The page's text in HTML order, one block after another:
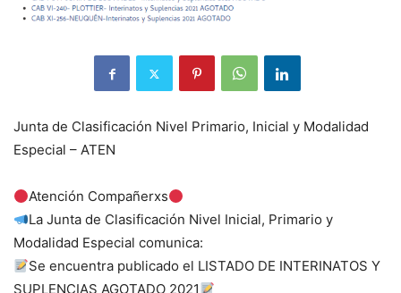
Junta de Clasificación Nivel Primario, Inicial y Modalidad
Especial – ATEN
Atención Compañerxs
La Junta de Clasificación Nivel Inicial, Primario y
Modalidad Especial comunica:
Se encuentra publicado el LISTADO DE INTERINATOS Y
SUPLENCIAS AGOTADO 2021